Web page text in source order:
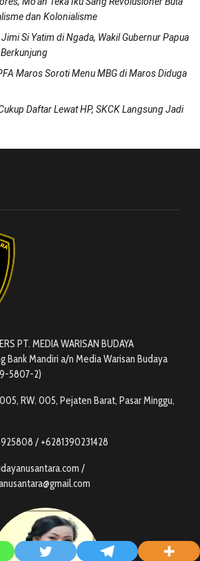
dan Kolonialisme
Si Yatim di Ngada, Wakil Gubernur Papua
Maros Soroti Menu MBG di Maros Diduga
Daftar Lewat HP, SKCK Langsung Jadi
PT. MEDIA WARISAN BUDAYA
Bank Mandiri a/n Media Warisan Budaya
5807-2)
005, RW. 005, Pejaten Barat, Pasar Minggu,
/ +6281390231428
/